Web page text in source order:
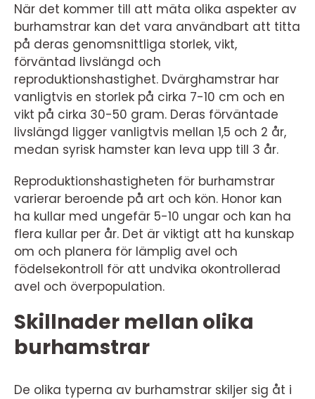
När det kommer till att mäta olika aspekter av
burhamstrar kan det vara användbart att titta
på deras genomsnittliga storlek, vikt,
förväntad livslängd och
reproduktionshastighet. Dvärghamstrar har
vanligtvis en storlek på cirka 7-10 cm och en
vikt på cirka 30-50 gram. Deras förväntade
livslängd ligger vanligtvis mellan 1,5 och 2 år,
medan syrisk hamster kan leva upp till 3 år.
Reproduktionshastigheten för burhamstrar
varierar beroende på art och kön. Honor kan
ha kullar med ungefär 5-10 ungar och kan ha
flera kullar per år. Det är viktigt att ha kunskap
om och planera för lämplig avel och
födelsekontroll för att undvika okontrollerad
avel och överpopulation.
Skillnader mellan olika
burhamstrar
De olika typerna av burhamstrar skiljer sig åt i